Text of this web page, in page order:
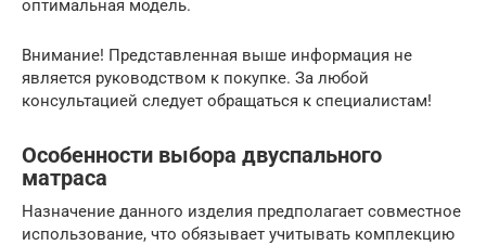
оптимальная модель.
Внимание! Представленная выше информация не
является руководством к покупке. За любой
консультацией следует обращаться к специалистам!
Особенности выбора двуспального
матраса
Назначение данного изделия предполагает совместное
использование, что обязывает учитывать комплекцию